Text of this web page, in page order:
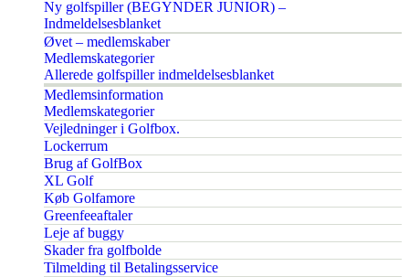
Ny golfspiller (BEGYNDER JUNIOR) –
Indmeldelsesblanket
Øvet – medlemskaber
Medlemskategorier
Allerede golfspiller indmeldelsesblanket
Medlemsinformation
Medlemskategorier
Vejledninger i Golfbox.
Lockerrum
Brug af GolfBox
XL Golf
Køb Golfamore
Greenfeeaftaler
Leje af buggy
Skader fra golfbolde
Tilmelding til Betalingsservice